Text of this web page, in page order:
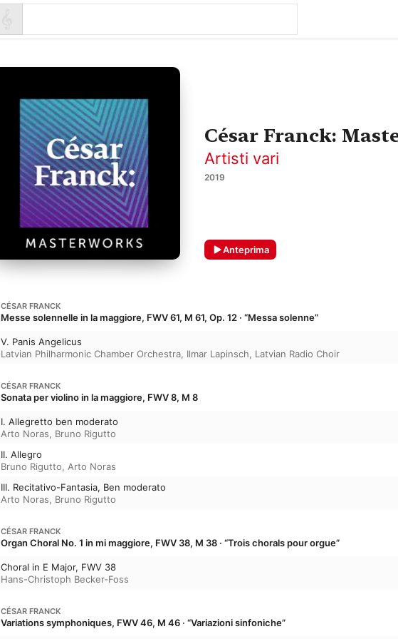
César Franck:
Artisti vari
2019
Anteprima
CÉSAR FRANCK
Messe solennelle in la maggiore, FWV 61, M 61, Op. 12 · “Messa solenne”
V. Panis Angelicus
Latvian Philharmonic Chamber Orchestra, Ilmar Lapinsch, Latvian Radio Choir
CÉSAR FRANCK
Sonata per violino in la maggiore, FWV 8, M 8
I. Allegretto ben moderato
Arto Noras, Bruno Rigutto
II. Allegro
Bruno Rigutto, Arto Noras
III. Recitativo-Fantasia, Ben moderato
Arto Noras, Bruno Rigutto
CÉSAR FRANCK
Organ Choral No. 1 in mi maggiore, FWV 38, M 38 · “Trois chorals pour orgue”
Choral in E Major, FWV 38
Hans-Christoph Becker-Foss
CÉSAR FRANCK
Variations symphoniques, FWV 46, M 46 · “Variazioni sinfoniche”